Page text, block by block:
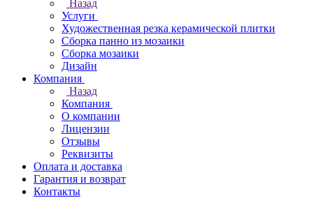
Назад
Услуги
Художественная резка керамической плитки
Сборка панно из мозаики
Сборка мозаики
Дизайн
Компания
Назад
Компания
О компании
Лицензии
Отзывы
Реквизиты
Оплата и доставка
Гарантия и возврат
Контакты